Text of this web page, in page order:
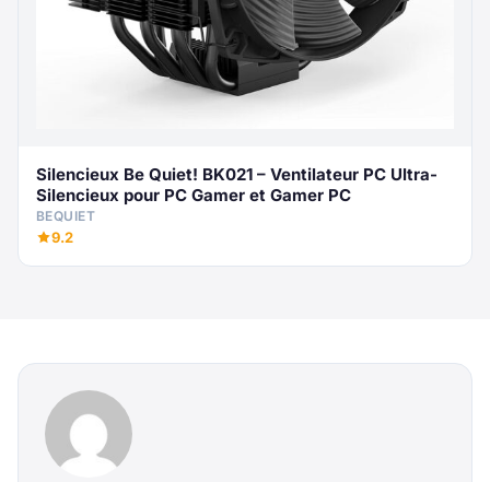
Silencieux Be Quiet! BK021 – Ventilateur PC Ultra-
Silencieux pour PC Gamer et Gamer PC
BEQUIET
9.2